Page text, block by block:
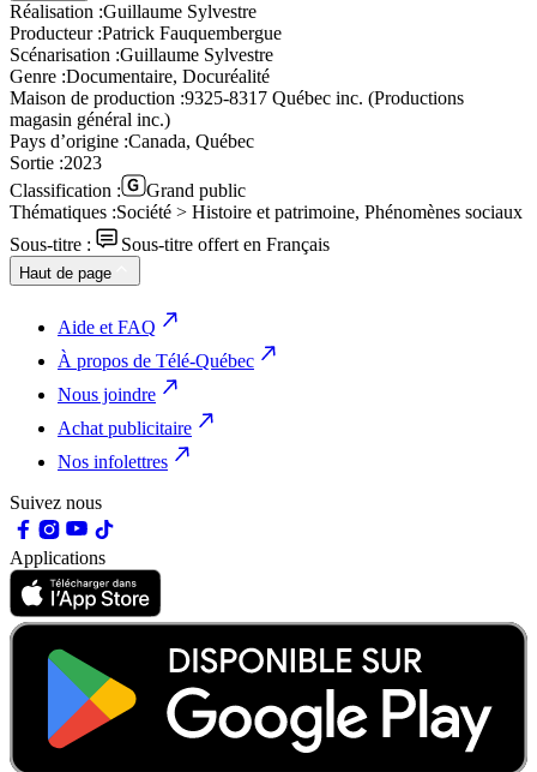
Réalisation :Guillaume Sylvestre
Producteur :Patrick Fauquembergue
Scénarisation :Guillaume Sylvestre
Genre :Documentaire, Docuréalité
Maison de production :9325-8317 Québec inc. (Productions
magasin général inc.)
Pays d’origine :Canada, Québec
Sortie :2023
Classification :
Grand public
Thématiques :Société > Histoire et patrimoine, Phénomènes sociaux
Sous-titre :
Sous-titre offert en Français
Haut de page
Aide et FAQ
À propos de Télé-Québec
Nous joindre
Achat publicitaire
Nos infolettres
Suivez nous
Applications